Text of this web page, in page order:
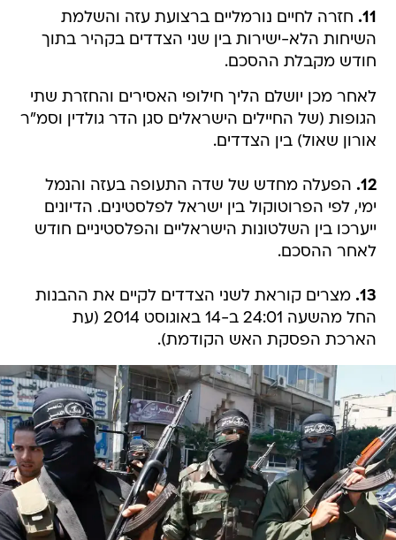
11. חזרה לחיים נורמליים ברצועת עזה והשלמת
השיחות הלא-ישירות בין שני הצדדים בקהיר בתוך
חודש מקבלת ההסכם.
לאחר מכן יושלם הליך חילופי האסירים והחזרת שתי
הגופות (של החיילים הישראלים סגן הדר גולדין וסמ"ר
אורון שאול) בין הצדדים.
12. הפעלה מחדש של שדה התעופה בעזה והנמל
ימי, לפי הפרוטוקול בין ישראל לפלסטינים. הדיונים
ייערכו בין השלטונות הישראליים והפלסטיניים חודש
לאחר ההסכם.
13. מצרים קוראת לשני הצדדים לקיים את ההבנות
החל מהשעה 24:01 ב-14 באוגוסט 2014 (עת
הארכת הפסקת האש הקודמת).